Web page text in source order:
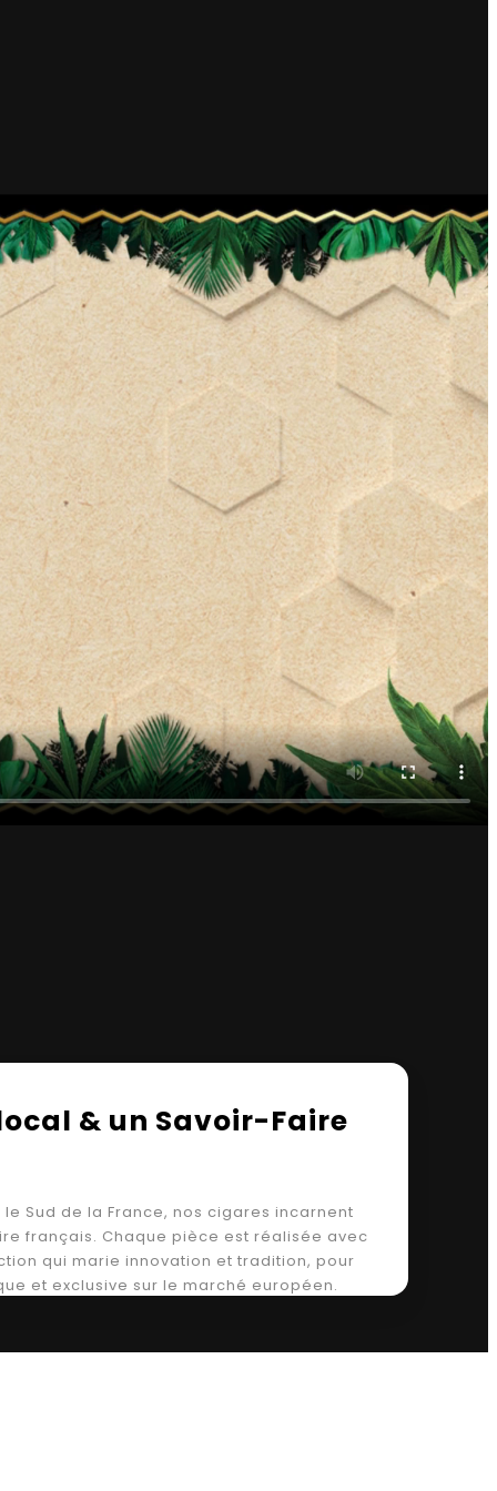
& un Savoir-Faire
Sud de la France, nos cigares incarnent
français. Chaque pièce est réalisée avec
qui marie innovation et tradition, pour
et exclusive sur le marché européen.